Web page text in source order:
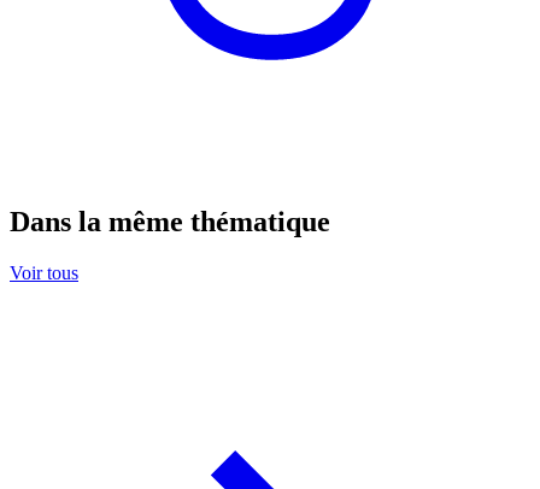
Dans la même thématique
Voir tous